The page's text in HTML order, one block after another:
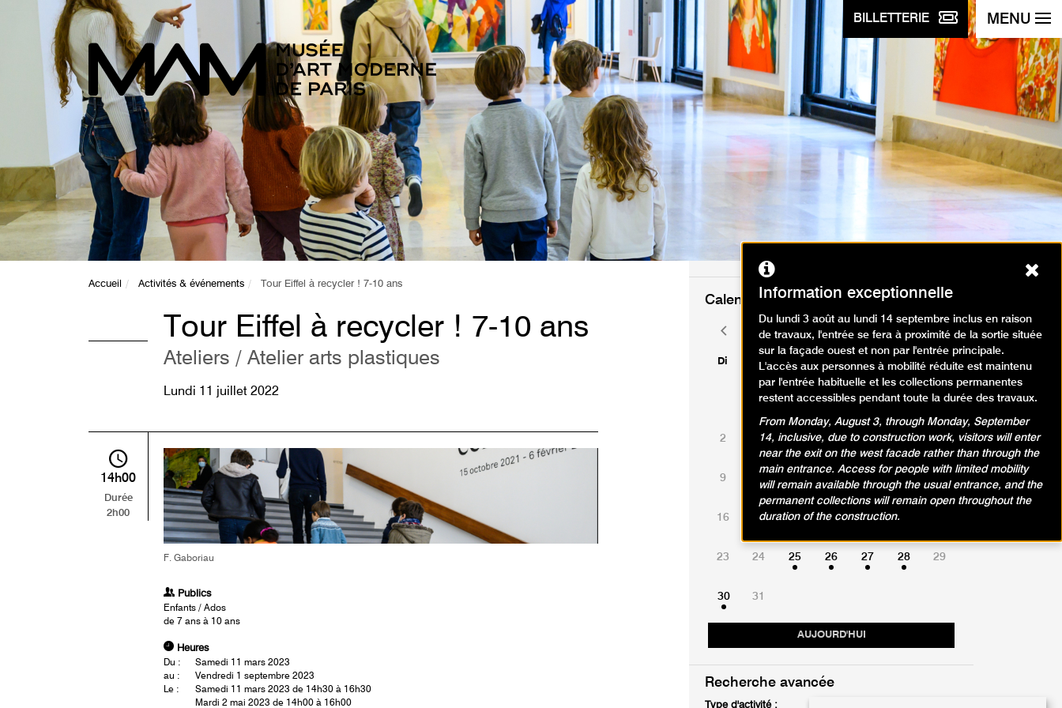
BILLETTERIE MENU
Accueil Activités & événements Tour Eiffel à recycler ! 7-10 ans
Tour Eiffel à recycler ! 7-10 ans
Ateliers / Atelier arts plastiques
Lundi 11 juillet 2022
F. Gaboriau
14h00
Durée
2h00
Publics
Enfants / Ados
de 7 ans à 10 ans
Heures
Du :
Samedi 11 mars 2023
au :
Vendredi 1 septembre 2023
Le :
Samedi 11 mars 2023 de 14h30 à 16h30
Mardi 2 mai 2023 de 14h00 à 16h00
Calendrier des événements
août 2026
Di Lu Ma Ve Sa
AUJOURD'HUI
1
2 3 4 5 6 7 8
9 12 13 14
16 17 18 19 20 21
23 24 25 26 27 28 29
30 31
Mois
précédent
Mois
suivant
Recherche avancée
Type d'activité :
Information exceptionnelle
Du lundi 3 août au lundi 14 septembre inclus en raison
de travaux, l'entrée se fera à proximité de la sortie située
sur la façade ouest et non par l'entrée principale.
L'accès aux personnes à mobilité réduite est maintenu
par l'entrée habituelle et les collections permanentes
restent accessibles pendant toute la durée des travaux.
From Monday, August 3, through Monday, September
14, inclusive, due to construction work, visitors will enter
near the exit on the west facade rather than through the
main entrance. Access for people with limited mobility
will remain available through the usual entrance, and the
permanent collections will remain open throughout the
duration of the construction.